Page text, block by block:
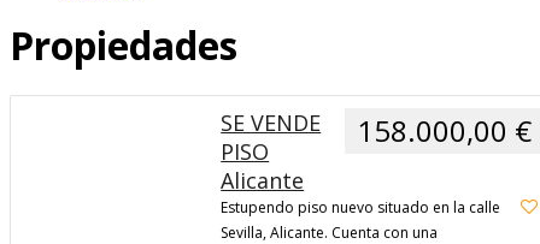
Propiedades
9
SE VENDE
PISO
Alicante
158.000,00 €
Estupendo piso nuevo situado en la calle
Sevilla, Alicante. Cuenta con una